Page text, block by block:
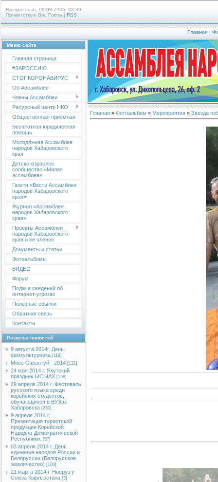
Воскресенье, 09.08.2026, 22:39
Приветствую Вас Гость | RSS
Главная |
Меню сайта
Главная страница
#ЗАРОССИЮ
СТОПКОРОНАВИРУС
Об Ассамблее
Члены Ассамблеи
Ресурсный центр НКО
Общественная приемная
Бесплатная юридическая
помощь
Молодёжная Ассамблея
народов Хабаровского
края
Детско-взрослое
сообщество «Малая
ассамблея»
Газета «Вести Ассамблеи
народов Хабаровского
края»
Журнал «Ассамблея
народов Хабаровского
края»
Проекты Ассамблеи
народов Хабаровского
края и ее членов
Документы и статьи
Фотоальбомы
ВИДЕО
Форум
Подача сведений об
интернет-угрозах
Полезные ссылки
Обратная связь
Контакты
Разделы новостей
9 августа 2014г. День
физкультурника [119]
Мисс Сабантуй - 2014 [131]
24 мая 2014 г. Якутский
праздник ЫСЫАХ [158]
29 апреля 2014 г. Фестиваль
русского языка среди
корейских студентов,
обучающихся в ВУЗах
Хабаровска [230]
9 апреля 2014 г.
Презентация туристской
продукции Корейской
Народно-Демократической
Республики.
[57]
03 апреля 2014 г. День
единения народов России и
Белоруссии (Белорусское
землячество) [100]
21 марта 2014 г. Новруз у
Союза Кыргызстана [3]
Главная » Фотоальбом » Мероприятия » Звезда